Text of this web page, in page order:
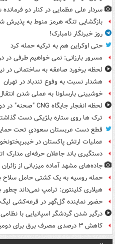
سردار علی عظمایی در کنار دو
بازگشایی تنگه هرمز منوط به پذیرش
روز خبرنگار نامبارک!
حتی اوکراین هم به ترکیه حمله کرد
مسرور بارزانی: نمی خواهیم طرفی در
لحظه برخورد صاعقه به ساختمانی در
هشدار نسبت به وفوع تندباد در تهران
خوشبینی بارسلونا به عملی شدن
لحظه انفجار جایگاه CNG "صحنه" در دوربین مداربسته
ترک ها روی ستاره بلژیکی دست
قطع دست عربستان سعودیِ تحت
عملیات ارتش پاکستان در خیبرپختونخوا؛ ۸ نفر کشته
دستگیری باند جاعلان حرفه‌ای مدارک
جاده‌های مشهد آماده میزبانی از
حمله روسیه به یک کشتی حامل سلاح
هیلاری کلینتون: ترامپ نمی‌داند چطور
حضور نماینده گل‌گهر در قرعه‌کشی لیگ
درگیر شدن گردشگر اسپانیایی با
کاهش ۳ درصدی مصرف برق برای دومین سال متوالی